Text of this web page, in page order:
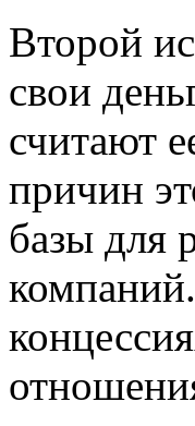
Второй
свои
считают
причин
базы для